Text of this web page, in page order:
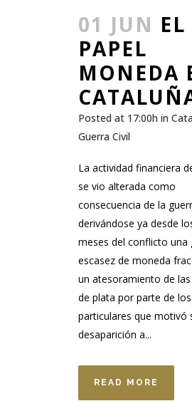
01 JUN EL
PAPEL
MONEDA
Posted at 17:00h in
Guerra Civil
La actividad financiera
se vio alterada como
consecuencia de la
derivándose ya desde
meses del conflicto una
escasez de moneda
un atesoramiento de
de plata por parte de los
particulares que motivó
desaparición a...
READ MORE